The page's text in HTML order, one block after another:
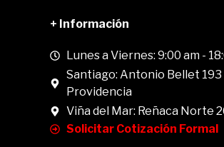
+ Información
Lunes a Viernes: 9:00 am -
Santiago: Antonio Bellet 193
Providencia
Viña del Mar: Reñaca Norte
Solicitar Cotización Formal